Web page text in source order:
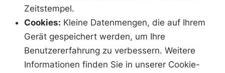
Zeitstempel.
Cookies: Kleine Datenmengen, die auf Ihrem
Gerät gespeichert werden, um Ihre
Benutzererfahrung zu verbessern. Weitere
Informationen finden Sie in unserer Cookie-